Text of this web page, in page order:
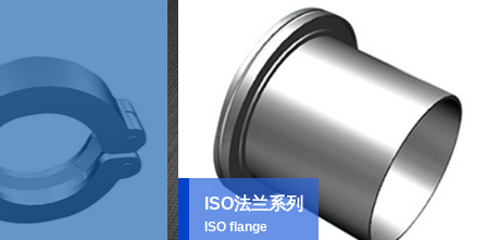
ISO法兰系列
ISO flange